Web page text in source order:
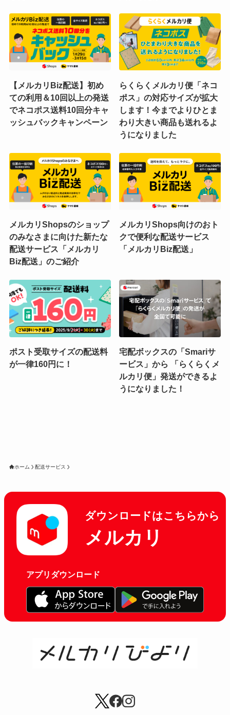
【メルカリBiz配送】初め
ての利用＆10回以上の発送
でネコポス送料10回分キャ
ッシュバックキャンペーン
らくらくメルカリ便「ネコ
ポス」の対応サイズが拡大
します！今までよりひとま
わり大きい商品も送れるよ
うになりました
メルカリShopsのショップ
のみなさまに向けた新たな
配送サービス「メルカリ
Biz配送」のご紹介
メルカリShops向けのおト
クで便利な配送サービス
「メルカリBiz配送」
ポスト受取サイズの配送料
が一律160円に！
宅配ボックスの「Smariサ
ービス」から 「らくらくメ
ルカリ便」発送ができるよ
うになりました！
ホーム 配送サービス
ダウンロードはこちらから
メルカリ
アプリダウンロード